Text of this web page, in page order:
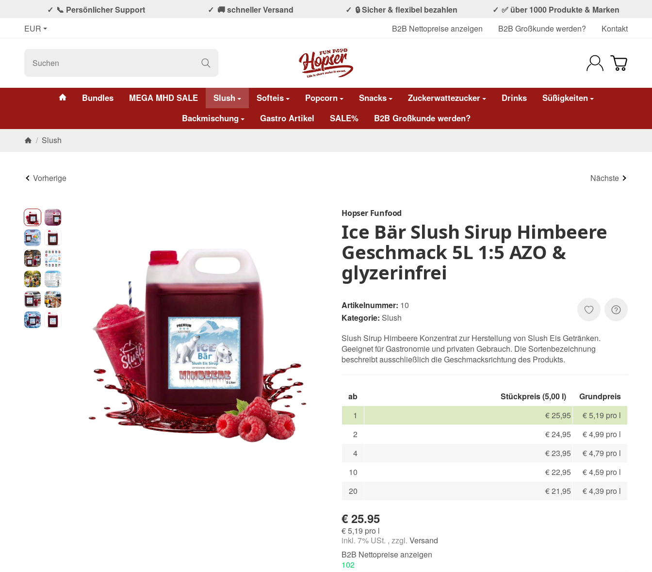
📞 Persönlicher Support 🚚 schneller Versand 🔒 Sicher & flexibel bezahlen
✅ über 1000 Produkte & Marken
EUR
B2B Nettopreise anzeigen B2B Großkunde werden? Kontakt
#custom.linkHome#
Bundles MEGA MHD SALE Slush Softeis Popcorn Snacks Zuckerwattezucker Drinks
Süßigkeiten
Backmischung
Gastro Artikel SALE% B2B Großkunde werden?
/ Slush
Vorherige Nächste
Hopser Funfood
Ice Bär Slush Sirup Himbeere
Geschmack 5L 1:5 AZO &
glyzerinfrei
Artikelnummer: 10
Kategorie: Slush
Slush Sirup Himbeere Konzentrat zur Herstellung von Slush Eis Getränken.
Geeignet für Gastronomie und privaten Gebrauch. Die Sortenbezeichnung
beschreibt ausschließlich die Geschmacksrichtung des Produkts.
ab Stückpreis (5,00 l)
Grundpreis
1
€ 25,95
€ 5,19 pro l
2
€ 24,95
€ 4,99 pro l
4
€ 23,95
€ 4,79 pro l
10
€ 22,95
€ 4,59 pro l
20
€ 21,95 € 4,39 pro l
€ 25.95
€ 5,19 pro l
inkl. 7% USt. , zzgl. Versand
B2B Nettopreise anzeigen
102